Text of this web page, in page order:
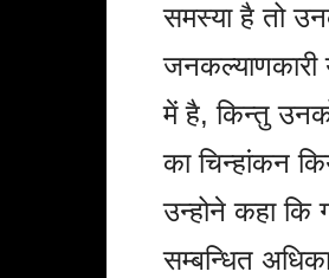
समस्या है तो
जनकल्याणकारी
में है, किन्तु
का चिन्हांकन
उन्होने कहा कि
सम्बन्धित